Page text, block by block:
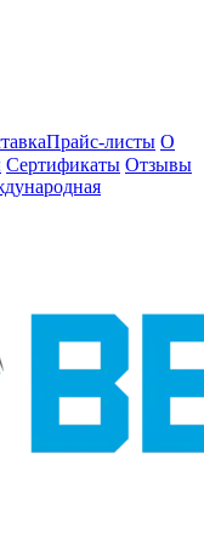
Прайс-листы О
Сертификаты Отзывы